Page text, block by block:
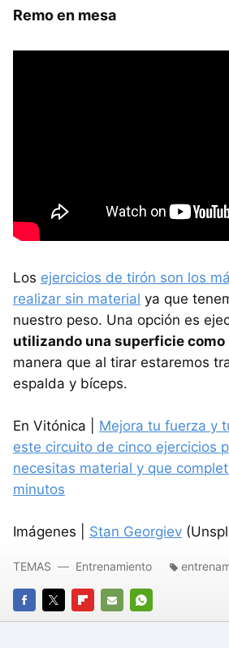
Remo en mesa
Los ejercicios de tirón son los
realizar sin material ya que
nuestro peso. Una opción es
utilizando una superficie como
manera que al tirar estaremos
espalda y bíceps.
En Vitónica | Mejora tu fuerza y
este circuito de cinco ejercicios
necesitas material y que
minutos
Imágenes | Stan Georgiev
FACEBOOK
TWITTERFLIPBOARD
E-
WHATSAPP
TEMAS Entrenamiento